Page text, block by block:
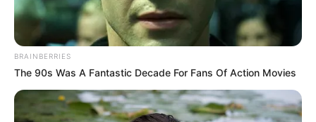
BRAINBERRIES
The 90s Was A Fantastic Decade For Fans Of Action Movies